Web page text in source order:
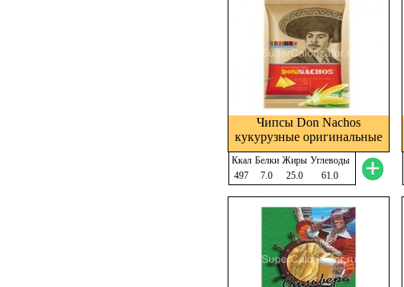
Чипсы Don Nachos
кукурузные оригинальные
Ккал Белки Жиры Углеводы
497
7.0 25.0 61.0